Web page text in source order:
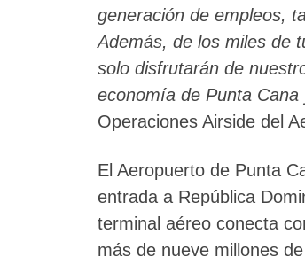
generación de empleos,
Además, de los miles de
solo disfrutarán de
economía de Punta
Operaciones Airside del
El Aeropuerto de Punta
entrada a República
terminal aéreo conecta
más de nueve millones